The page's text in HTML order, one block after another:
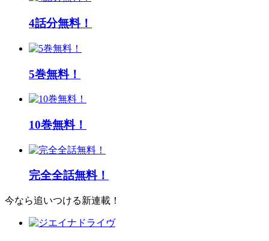
4話分無料！
5巻無料！
10巻無料！
完全全話無料！
今なら追いつける新連載！